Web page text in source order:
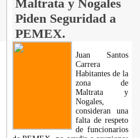
Maltrata y Nogales
Piden Seguridad a
PEMEX.
Juan Santos
Carrera
Habitantes de la
zona de
Maltrata y
Nogales,
consideran una
falta de respeto
de funcionarios